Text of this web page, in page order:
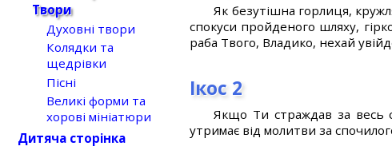
Як безутішна горлиця,
спокуси пройденого шляху,
раба Твого, Владико, нехай
Ікос 2
Якщо Ти страждав за весь
утримає від молитви за
Твори
Духовні твори
Колядки та
щедрівки
Пісні
Великі форми та
хорові мініатюри
Дитяча сторінка